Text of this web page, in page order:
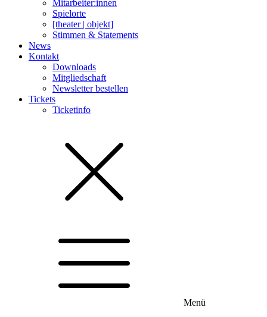
Mitarbeiter:innen
Spielorte
[theater | objekt]
Stimmen & Statements
News
Kontakt
Downloads
Mitgliedschaft
Newsletter bestellen
Tickets
Ticketinfo
Menü